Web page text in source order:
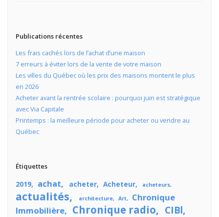
Publications récentes
Les frais cachés lors de l’achat d’une maison
7 erreurs à éviter lors de la vente de votre maison
Les villes du Québec où les prix des maisons montent le plus
en 2026
Acheter avant la rentrée scolaire : pourquoi juin est stratégique
avec Via Capitale
Printemps : la meilleure période pour acheter ou vendre au
Québec
Étiquettes
2019 achat acheter Acheteur acheteurs
actualités architecture Art
Chronique
Immobilière
Chronique radio CIBl